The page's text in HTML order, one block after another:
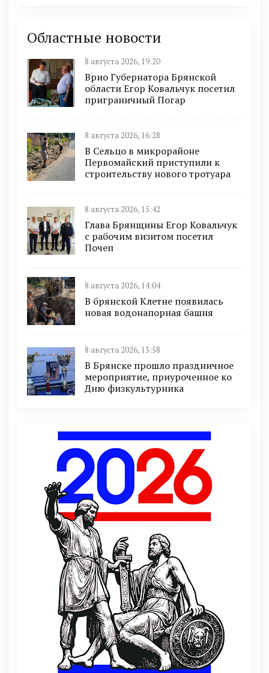
Областные новости
8 августа 2026, 19:20
Врио Губернатора Брянской
области Егор Ковальчук посетил
приграничный Погар
8 августа 2026, 16:28
В Сельцо в микрорайоне
Первомайский приступили к
строительству нового тротуара
8 августа 2026, 15:42
Глава Брянщины Егор Ковальчук
с рабочим визитом посетил
Почеп
8 августа 2026, 14:04
В брянской Клетне появилась
новая водонапорная башня
8 августа 2026, 13:58
В Брянске прошло праздничное
мероприятие, приуроченное ко
Дню физкультурника